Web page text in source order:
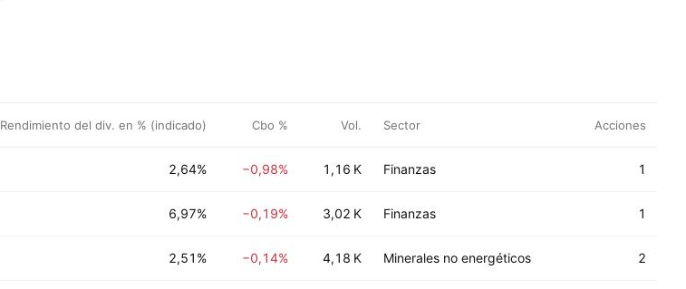
Rendimiento del div. en % (indicado) Cbo % Vol. Sector Acciones
2,64% −0,98% 1,16 K Finanzas 1
6,97% −0,19% 3,02 K Finanzas 1
2,51% −0,14% 4,18 K Minerales no energéticos 2